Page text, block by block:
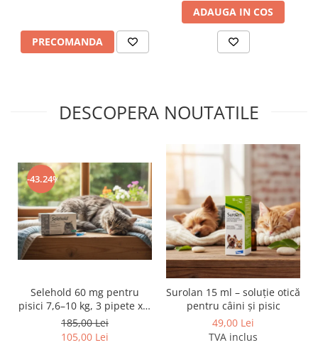
PRECOMANDA
ADAUGA IN COS
DESCOPERA NOUTATILE
-43.24%
Selehold 60 mg pentru
pisici 7,6–10 kg, 3 pipete x 1
ml – soluție antiparazitară
spot-on
185,00 Lei
105,00 Lei
Surolan 15 ml – soluție otică
pentru câini și pisic
49,00 Lei
TVA inclus